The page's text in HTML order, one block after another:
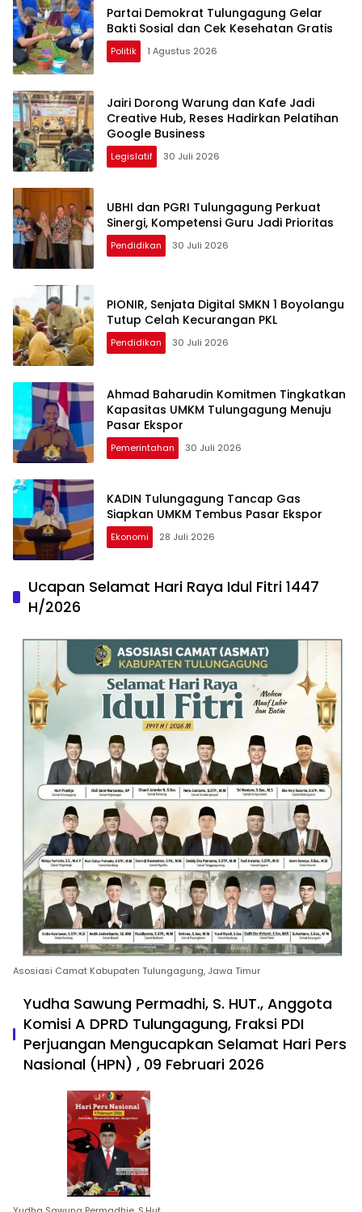
Partai Demokrat Tulungagung Gelar
Bakti Sosial dan Cek Kesehatan Gratis
Politik 1 Agustus 2026
Jairi Dorong Warung dan Kafe Jadi
Creative Hub, Reses Hadirkan Pelatihan
Google Business
Legislatif 30 Juli 2026
UBHI dan PGRI Tulungagung Perkuat
Sinergi, Kompetensi Guru Jadi Prioritas
Pendidikan 30 Juli 2026
PIONIR, Senjata Digital SMKN 1 Boyolangu
Tutup Celah Kecurangan PKL
Pendidikan 30 Juli 2026
Ahmad Baharudin Komitmen Tingkatkan
Kapasitas UMKM Tulungagung Menuju
Pasar Ekspor
Pemerintahan 30 Juli 2026
KADIN Tulungagung Tancap Gas
Siapkan UMKM Tembus Pasar Ekspor
Ekonomi 28 Juli 2026
Ucapan Selamat Hari Raya Idul Fitri 1447
H/2026
Asosiasi Camat Kabupaten Tulungagung, Jawa Timur
Yudha Sawung Permadhi, S. HUT., Anggota
Komisi A DPRD Tulungagung, Fraksi PDI
Perjuangan Mengucapkan Selamat Hari Pers
Nasional (HPN) , 09 Februari 2026